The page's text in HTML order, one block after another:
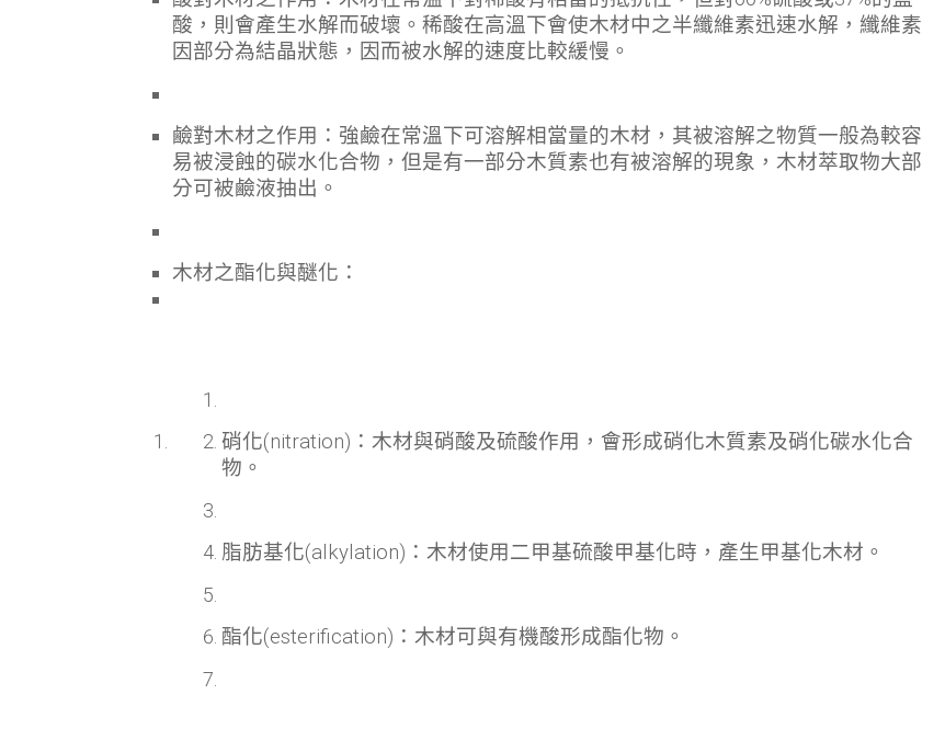
酸，則會產生水解而破壞。稀酸在高溫下會使木材中之半纖維素迅速水解，纖維素
因部分為結晶狀態，因而被水解的速度比較緩慢。
鹼對木材之作用：強鹼在常溫下可溶解相當量的木材，其被溶解之物質一般為較容
易被浸蝕的碳水化合物，但是有一部分木質素也有被溶解的現象，木材萃取物大部
分可被鹼液抽出。
木材之酯化與醚化：
硝化(nitration)：木材與硝酸及硫酸作用，會形成硝化木質素及硝化碳水化合
物。
脂肪基化(alkylation)：木材使用二甲基硫酸甲基化時，產生甲基化木材。
酯化(esterification)：木材可與有機酸形成酯化物。